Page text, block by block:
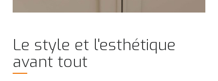
Le style et l'esthétique
avant tout